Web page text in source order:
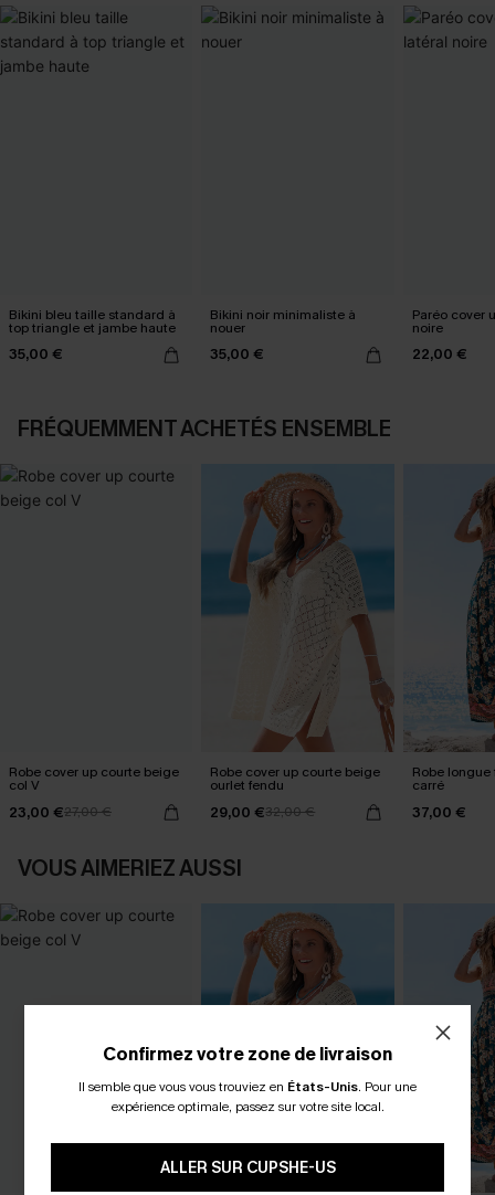
Bikini bleu taille standard à
top triangle et jambe haute
35,00 €
Bikini noir minimaliste à
nouer
35,00 €
Paréo cover
noire
22,00 €
FRÉQUEMMENT ACHETÉS ENSEMBLE
Robe cover up courte beige
col V
23,00 €27,00 €
Robe cover up courte beige
ourlet fendu
29,00 €32,00 €
Robe
carré
37,00 €
VOUS AIMERIEZ AUSSI
Confirmez votre zone de livraison
Il semble que vous vous trouviez en États-Unis. Pour une
expérience optimale, passez sur votre site local.
ALLER SUR CUPSHE-US